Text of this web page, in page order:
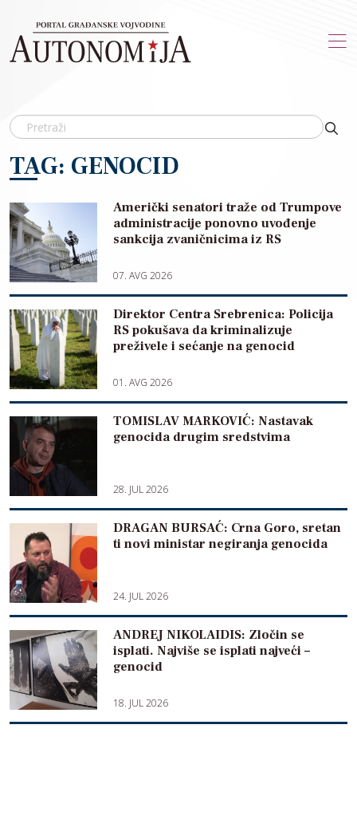
TAG: GENOCID
Američki senatori traže od Trumpove
administracije ponovno uvođenje
sankcija zvaničnicima iz RS
07. AVG 2026
Direktor Centra Srebrenica: Policija
RS pokušava da kriminalizuje
preživele i sećanje na genocid
01. AVG 2026
TOMISLAV MARKOVIĆ: Nastavak
genocida drugim sredstvima
28. JUL 2026
DRAGAN BURSAĆ: Crna Goro, sretan
ti novi ministar negiranja genocida
24. JUL 2026
ANDREJ NIKOLAIDIS: Zločin se
isplati. Najviše se isplati najveći –
genocid
18. JUL 2026